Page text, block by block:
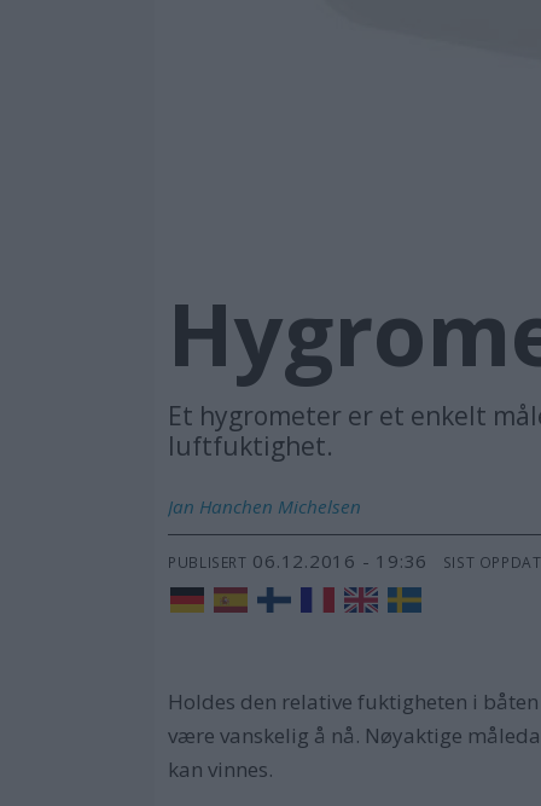
Et hygrometer er et enkelt
luftfuktighet.
Jan Hanchen Michelsen
PUBLISERT 06.12.2016 - 19:36 SIST
Holdes den relative fuktigheten i
være vanskelig å nå. Nøyaktige
kan vinnes.